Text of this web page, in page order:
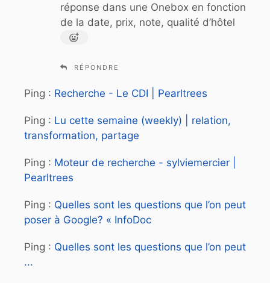
réponse dans une Onebox en fonction
de la date, prix, note, qualité d’hôtel
RÉPONDRE
Ping : Recherche - Le CDI | Pearltrees
Ping : Lu cette semaine (weekly) | relation,
transformation, partage
Ping : Moteur de recherche - sylviemercier |
Pearltrees
Ping : Quelles sont les questions que l’on peut
poser à Google? « InfoDoc
Ping : Quelles sont les questions que l’on peut
...